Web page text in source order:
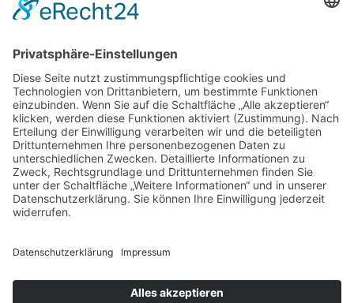
E-Mail: info[at]oekoherz.de
Vereinsvorsitzende:
Maria Streitferdt
Suche
nach: